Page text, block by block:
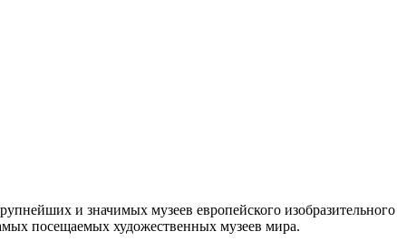
и значимых музеев европейского
посещаемых художественных музеев мира.